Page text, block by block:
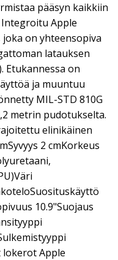
pääsyn kaikkiin
Apple
on yhteensopiva
latauksen
Etukannessa on
ja muuntuu
MIL-STD 810G
metrin pudotukselta.
elinikäinen
2 cmKorkeus
10.9"Suojaus
lokerot Apple